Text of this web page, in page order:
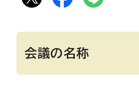
会議の名称